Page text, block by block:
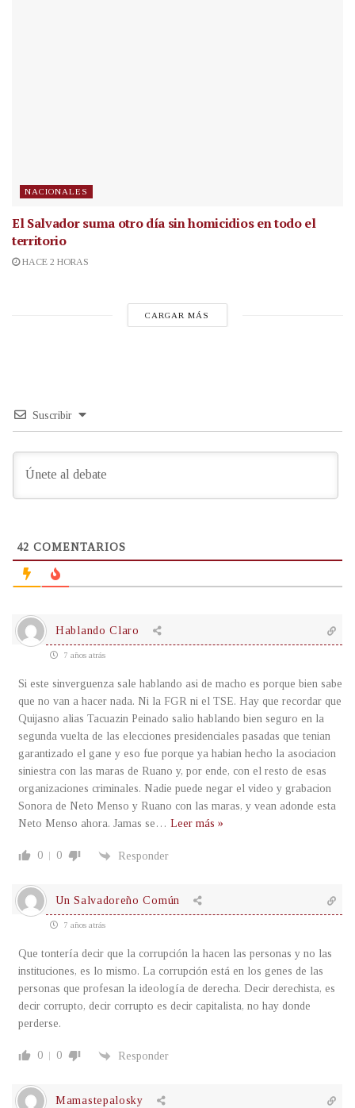
NACIONALES
El Salvador suma otro día sin homicidios en todo el
territorio
HACE 2 HORAS
CARGAR MÁS
Suscribir
42 COMENTARIOS
Hablando Claro
7 años atrás
Si este sinverguenza sale hablando asi de macho es porque bien sabe
que no van a hacer nada. Ni la FGR ni el TSE. Hay que recordar que
Quijasno alias Tacuazin Peinado salio hablando bien seguro en la
segunda vuelta de las elecciones presidenciales pasadas que tenian
garantizado el gane y eso fue porque ya habian hecho la asociacion
siniestra con las maras de Ruano y, por ende, con el resto de esas
organizaciones criminales. Nadie puede negar el video y grabacion
Sonora de Neto Menso y Ruano con las maras, y vean adonde esta
Neto Menso ahora. Jamas se … Leer más »
0 0 Responder
Un Salvadoreño Común
7 años atrás
Que tontería decir que la corrupción la hacen las personas y no las
instituciones, es lo mismo. La corrupción está en los genes de las
personas que profesan la ideología de derecha. Decir derechista, es
decir corrupto, decir corrupto es decir capitalista, no hay donde
perderse.
0 0 Responder
Mamastepalosky